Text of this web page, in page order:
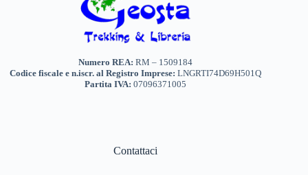
Numero REA:RM – 1509184
Codice fiscale e n.iscr. al Registro Imprese:LNGRTI74D69H501Q
Partita IVA: 07096371005
Contattaci